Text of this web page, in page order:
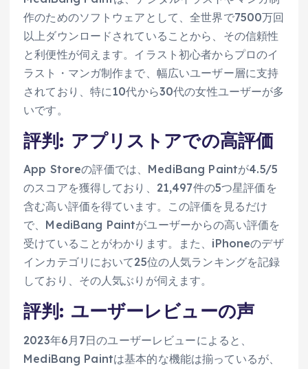
作のためのソフトウェアとして、全世界で7500万回
以上ダウンロードされていることから、その信頼性
と利便性が伺えます。イラスト初心者からプロのイ
ラスト・マンガ制作まで、幅広いユーザー層に支持
されており、特に10代から30代の女性ユーザーが多
いです。
評判: アプリストアでの高評価
App Storeの評価では、MediBang Paintが4.5/5
のスコアを獲得しており、21,497件の5つ星評価を
含む高い評価を得ています。この評価を見るだけ
で、MediBang Paintがユーザーからの高い評価を
受けていることがわかります。また、iPhoneのデザ
インカテゴリにおいて25位の人気ランキングを記録
しており、その人気ぶりが伺えます。
評判: ユーザーレビューの声
2023年6月7日のユーザーレビューによると、
MediBang Paintは基本的な機能は揃っているが、